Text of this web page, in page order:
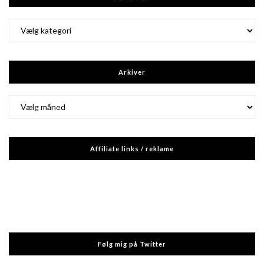
Arkiver
Affiliate links / reklame
Følg mig på Twitter